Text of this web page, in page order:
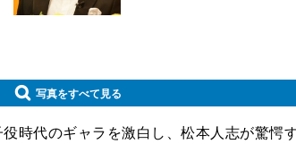
写真をすべて見る
代のギャラを激白し、松本人志が驚愕す